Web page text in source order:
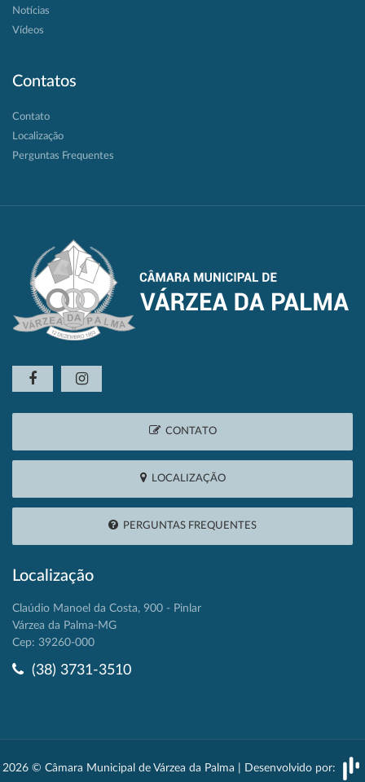
Notícias
Vídeos
Contatos
Contato
Localização
Perguntas Frequentes
CONTATO
LOCALIZAÇÃO
PERGUNTAS FREQUENTES
Localização
Claúdio Manoel da Costa, 900 - Pinlar
Várzea da Palma-MG
Cep: 39260-000
(38) 3731-3510
2026 © Câmara Municipal de Várzea da Palma | Desenvolvido por: